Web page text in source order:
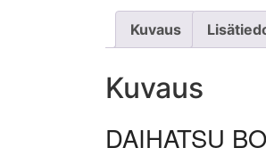
Kuvaus
Kuvaus
DAIHATSU